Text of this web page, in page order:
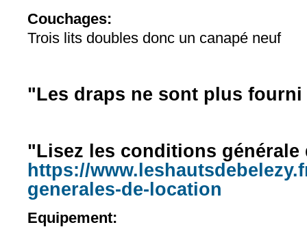
Couchages:
Trois lits doubles donc un canapé neuf
"Les draps ne sont plus
"Lisez les conditions
https://
generales-de-location
Equipement: